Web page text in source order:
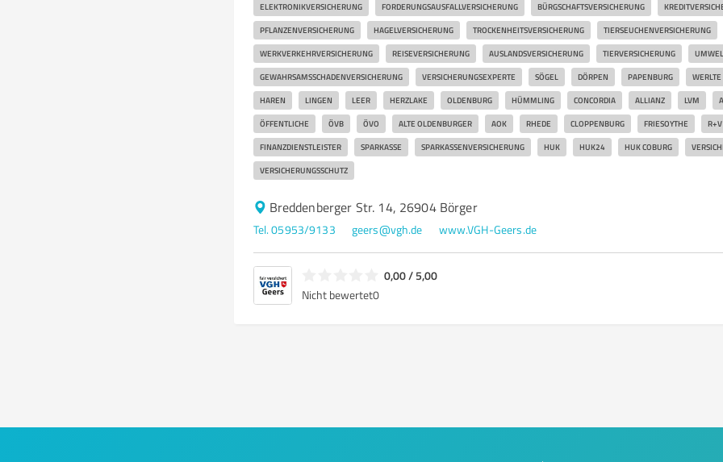
ELEKTRONIKVERSICHERUNG FORDERUNGSAUSFALLVERSICHERUNG BÜRGSCHAFTSVERSICHERUNG
PFLANZENVERSICHERUNG HAGELVERSICHERUNG TROCKENHEITSVERSICHERUNG TIERSEUCHENVERSICHERUNG
WERKVERKEHRVERSICHERUNG REISEVERSICHERUNG AUSLANDSVERSICHERUNG TIERVERSICHERUNG
GEWAHRSAMSSCHADENVERSICHERUNG VERSICHERUNGSEXPERTE SÖGEL DÖRPEN PAPENBURG WERLTE
HAREN LINGEN LEER HERZLAKE OLDENBURG HÜMMLING CONCORDIA ALLIANZ LVM
ÖFFENTLICHE ÖVB ÖVO ALTE OLDENBURGER AOK RHEDE CLOPPENBURG FRIESOYTHE R+V
FINANZDIENSTLEISTER SPARKASSE SPARKASSENVERSICHERUNG HUK HUK24 HUK COBURG
VERSICHERUNGSSCHUTZ
Breddenberger Str. 14, 26904 Börger
Tel. 05953/9133 geers@vgh.de www.VGH-Geers.de
0,00 / 5,00
Nicht bewertet0